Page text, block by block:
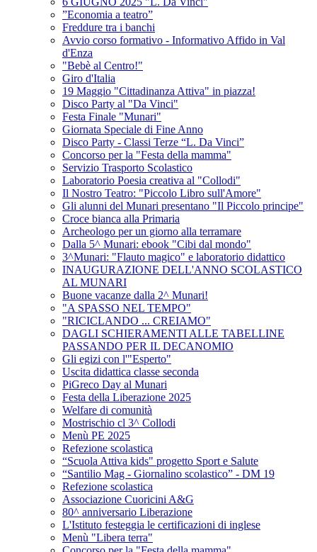
”Economia a teatro”
Freddure tra i banchi
Avvio corso formativo - Informativo Affido in Val
d'Enza
"Bebè al Centro!"
Giro d'Italia
19 Maggio "Cittadinanza Attiva" in piazza!
Disco Party al "Da Vinci"
Festa Finale "Munari"
Giornata Speciale di Fine Anno
Disco Party - Classi Terze “L. Da Vinci”
Concorso per la "Festa della mamma"
Servizio Trasporto Scolastico
Laboratorio Poesia creativa al "Collodi"
Il Nostro Teatro: "Piccolo Libro sull'Amore"
Gli alunni del Munari presentano "Il Piccolo principe"
Croce bianca alla Primaria
Archeologo per un giorno alla terramare
Dalla 5^ Munari: ebook "Cibi dal mondo"
3^Munari: "Flauto magico" e laboratorio didattico
INAUGURAZIONE DELL'ANNO SCOLASTICO
AL MUNARI
Buone vacanze dalla 2^ Munari!
"A SPASSO NEL TEMPO"
"RICICLANDO ... CREIAMO"
DAGLI SCHIERAMENTI ALLE TABELLINE
PASSANDO PER IL DECANOMIO
Gli egizi con l'"Esperto"
Uscita didattica classe seconda
PiGreco Day al Munari
Festa della Liberazione 2025
Welfare di comunità
Mostrischio cl 3^ Collodi
Menù PE 2025
Refezione scolastica
“Scuola Attiva kids" progetto Sport e Salute
“Santilio Mag - Giornalino scolastico” - DM 19
Refezione scolastica
Associazione Cuoricini A&G
80^ anniversario Liberazione
L'Istituto festeggia le certificazioni di inglese
Menù "Libera terra"